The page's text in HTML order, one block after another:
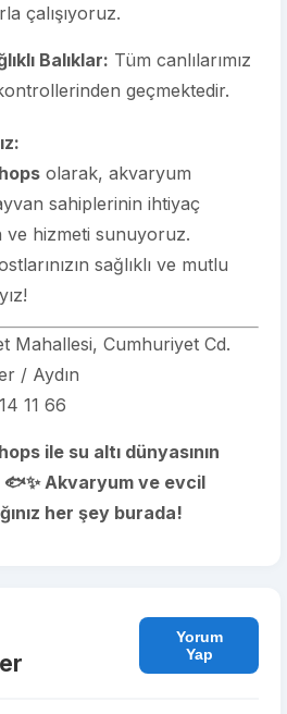
çalışıyoruz.
Balıklar: Tüm canlılarımız
geçmektedir.
olarak, akvaryum
sahiplerinin ihtiyaç
hizmeti sunuyoruz.
sağlıklı ve mutlu
Mahallesi, Cumhuriyet Cd.
/ Aydın
11 66
ile su altı dünyasının
Akvaryum ve evcil
her şey burada!
Yorum
Yap